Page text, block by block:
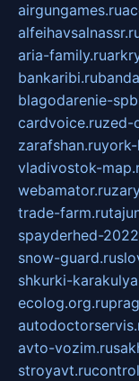
airgungames.ru
aria-family.ru
bankaribi.ru
blagodarenie-
cardvoice.ruzed-
zarafshan.ru
vladivostok-
webamator.ru
trade-farm.ru
spayderhed-
snow-guard.ru
shkurki-
ecolog.org.ru
avto-vozim.ru
stroyavt.ru